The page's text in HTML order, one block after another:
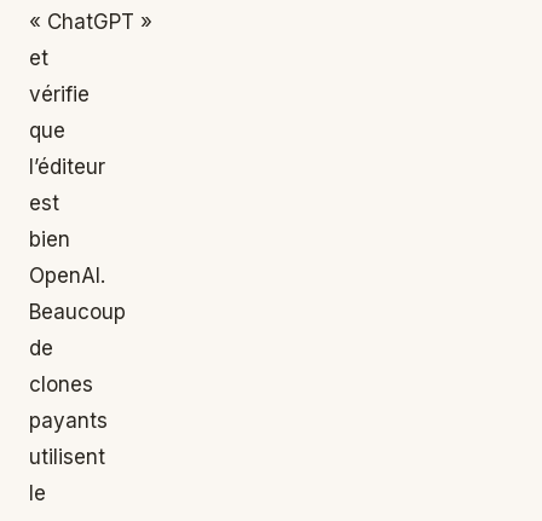
« ChatGPT »
et
vérifie
que
l’éditeur
est
bien
OpenAI.
Beaucoup
de
clones
payants
utilisent
le